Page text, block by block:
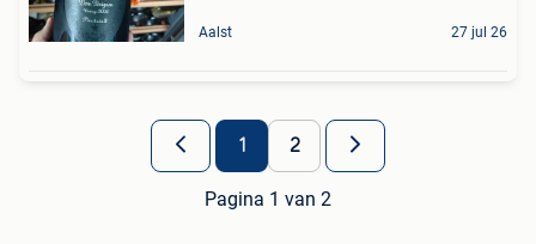
Aalst 27 jul 26
1 2
Pagina 1 van 2